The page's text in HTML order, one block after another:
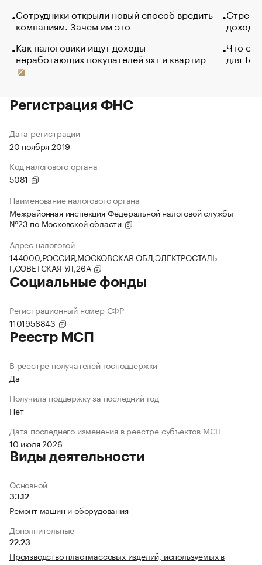
Сотрудники открыли новый способ вредить
компаниям. Зачем им это
Как налоговики ищут доходы
неработающих покупателей яхт и квартир
Что
для
Регистрация ФНС
Дата регистрации
20 ноября 2019
Код налогового органа
5081
Наименование налогового органа
Межрайонная инспекция Федеральной налоговой службы
№23 по Московской области
Адрес налоговой
144000,РОССИЯ,МОСКОВСКАЯ ОБЛ,ЭЛЕКТРОСТАЛЬ
Г,СОВЕТСКАЯ УЛ,26А
Социальные фонды
Регистрационный номер СФР
1101956843
Реестр МСП
В реестре получателей господдержки
Да
Получила поддержку за последний год
Нет
Дата последнего изменения в реестре субъектов МСП
10 июля 2026
Виды деятельности
Основной
33.12
Ремонт машин и оборудования
Дополнительные
22.23
Производство пластмассовых изделий, используемых в